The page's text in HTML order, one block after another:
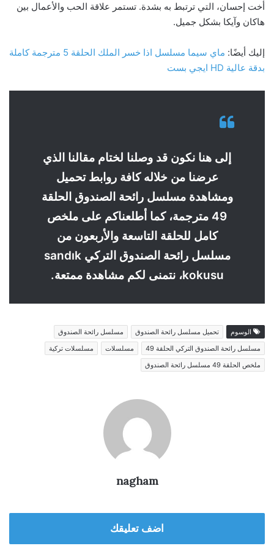
أخت إحسان، التي ترتبط به بشدة. تستمر علاقة الحب والأعمال بين
هاكان وآيكا بشكل جميل.
إليك أيضًا:
ماي سيما مسلسل اذا خسر الملك الحلقة 5 مترجمة كاملة
بدقة عالية HD ايجي بست
إلى هنا نكون قد وصلنا لختام مقالنا الذي
عرضنا من خلاله كافة روابط تحميل
ومشاهدة مسلسل رائحة الصندوق الحلقة
49 مترجمة، كما أطلعناكم على ملخص
كامل للحلقة التاسعة والأربعون من
مسلسل رائحة الصندوق التركي sandık
kokusu، نتمنى لكم مشاهدة ممتعة.
الوسوم تحميل مسلسل رائحة الصندوق
مسلسل رائحة الصندوق
مسلسل رائحة الصندوق التركي الحلقة 49
مسلسلات
مسلسلات تركية
ملخص الحلقة 49 مسلسل رائحة الصندوق
nagham
اضف تعليقك